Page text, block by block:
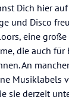
Dich hier
und Disco
eine große
die auch für
An
Musiklabels
sie derzeit